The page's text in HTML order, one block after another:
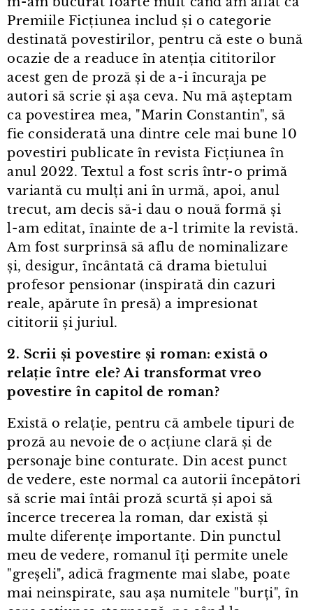
Premiile Ficțiunea includ și o categorie
destinată povestirilor, pentru că este o bună
ocazie de a readuce în atenția cititorilor
acest gen de proză și de a⁠-⁠i încuraja pe
autori să scrie și așa ceva. Nu mă așteptam
ca povestirea mea, "Marin Constantin", să
fie considerată una dintre cele mai bune 10
povestiri publicate în revista Ficțiunea în
anul 2022. Textul a fost scris într⁠-⁠o primă
variantă cu mulți ani în urmă, apoi, anul
trecut, am decis să-i dau o nouă formă și
l⁠-⁠am editat, înainte de a⁠-⁠l trimite la revistă.
Am fost surprinsă să aflu de nominalizare
și, desigur, încântată că drama bietului
profesor pensionar (inspirată din cazuri
reale, apărute în presă) a impresionat
cititorii și juriul.
2. Scrii și povestire și roman: există o
relație între ele? Ai transformat vreo
povestire în capitol de roman?
Există o relație, pentru că ambele tipuri de
proză au nevoie de o acțiune clară și de
personaje bine conturate. Din acest punct
de vedere, este normal ca autorii începători
să scrie mai întâi proză scurtă și apoi să
încerce trecerea la roman, dar există și
multe diferențe importante. Din punctul
meu de vedere, romanul îți permite unele
"greșeli", adică fragmente mai slabe, poate
mai neinspirate, sau așa numitele "burți", în